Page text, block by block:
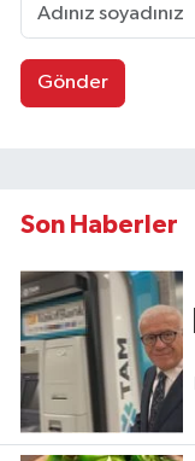
Gönder
Son Haberler